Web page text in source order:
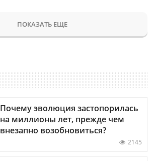
ПОКАЗАТЬ ЕЩЕ
Почему эволюция застопорилась
на миллионы лет, прежде чем
внезапно возобновиться?
2145